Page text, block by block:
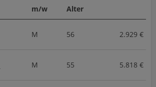
m/w Alter
M 56 2.929 €
M 55 5.818 €